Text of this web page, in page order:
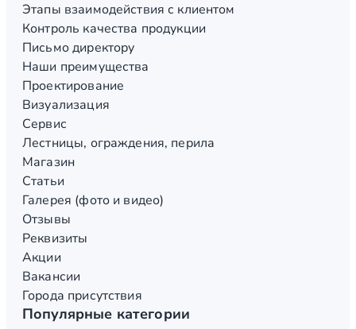
Этапы взаимодействия с клиентом
Контроль качества продукции
Письмо директору
Наши преимущества
Проектирование
Визуализация
Сервис
Лестницы, ограждения, перила
Магазин
Статьи
Галерея (фото и видео)
Отзывы
Реквизиты
Акции
Вакансии
Города присутствия
Популярные категории